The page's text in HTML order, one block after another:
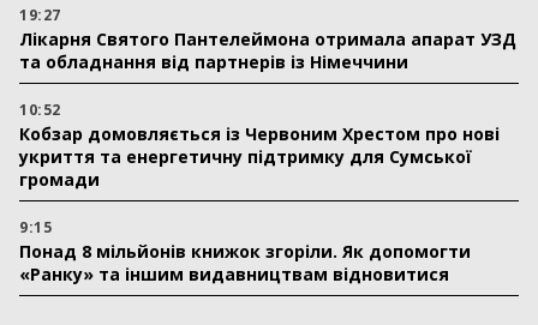
19:27
Лікарня Святого Пантелеймона отримала апарат УЗД
та обладнання від партнерів із Німеччини
10:52
Кобзар домовляється із Червоним Хрестом про нові
укриття та енергетичну підтримку для Сумської
громади
9:15
Понад 8 мільйонів книжок згоріли. Як допомогти
«Ранку» та іншим видавництвам відновитися